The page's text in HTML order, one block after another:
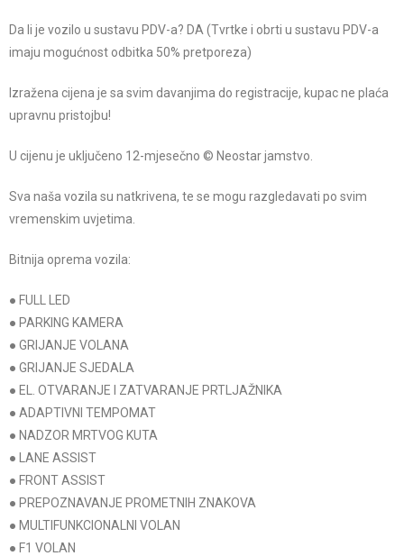
Da li je vozilo u sustavu PDV-a? DA (Tvrtke i obrti u sustavu PDV-a
imaju mogućnost odbitka 50% pretporeza)
Izražena cijena je sa svim davanjima do registracije, kupac ne plaća
upravnu pristojbu!
U cijenu je uključeno 12-mjesečno © Neostar jamstvo.
Sva naša vozila su natkrivena, te se mogu razgledavati po svim
vremenskim uvjetima.
Bitnija oprema vozila:
● FULL LED
● PARKING KAMERA
● GRIJANJE VOLANA
● GRIJANJE SJEDALA
● EL. OTVARANJE I ZATVARANJE PRTLJAŽNIKA
● ADAPTIVNI TEMPOMAT
● NADZOR MRTVOG KUTA
● LANE ASSIST
● FRONT ASSIST
● PREPOZNAVANJE PROMETNIH ZNAKOVA
● MULTIFUNKCIONALNI VOLAN
● F1 VOLAN